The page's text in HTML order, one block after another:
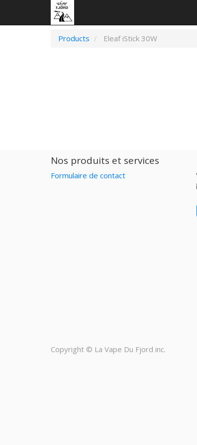
Products Eleaf iStick 30W
Nos produits et services
Formulaire de contact
Copyright © La Vape Du Fjord inc.